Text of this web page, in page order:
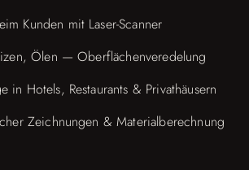
Kunden mit Laser-Scanner
Ölen — Oberflächenveredelung
in Hotels, Restaurants & Privathäusern
Zeichnungen & Materialberechnung